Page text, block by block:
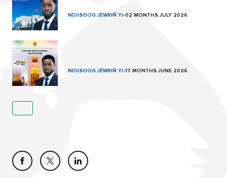
NDIISOOG JËWRIÑ YI -02 MONTHS.JULY 2026
NDIISOOG JËWRIÑ YI -17 MONTHS.JUNE 2026